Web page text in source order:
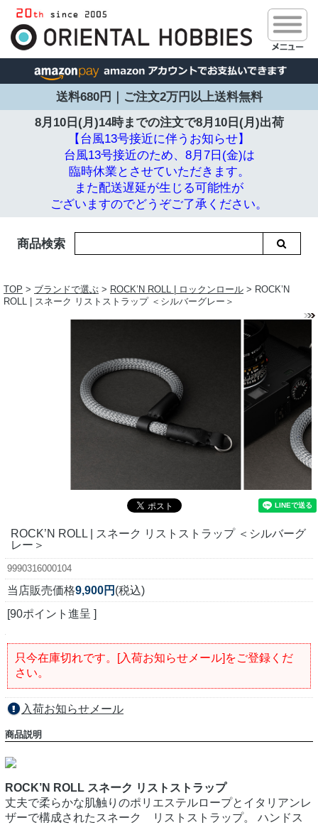
送料680円｜ご注文2万円以上送料無料
8月10日(月)14時までの注文で8月10日(月)出荷
【台風13号接近に伴うお知らせ】
台風13号接近のため、8月7日(金)は
臨時休業とさせていただきます。
また配送遅延が生じる可能性が
ございますのでどうぞご了承ください。
商品検索
TOP > ブランドで選ぶ > ROCK’N ROLL | ロックンロール > ROCK’N
ROLL | スネーク リストストラップ ＜シルバーグレー＞
ROCK’N ROLL | スネーク リストストラップ ＜シルバーグ
レー＞
9990316000104
当店販売価格9,900円 (税込)
[90ポイント進呈 ]
只今在庫切れです。[入荷お知らせメール]をご登録くだ
さい。
入荷お知らせメール
商品説明
ROCK’N ROLL スネーク リストストラップ
丈夫で柔らかな肌触りのポリエステルロープとイタリアンレ
ザーで構成されたスネーク リストストラップ。 ハンドス